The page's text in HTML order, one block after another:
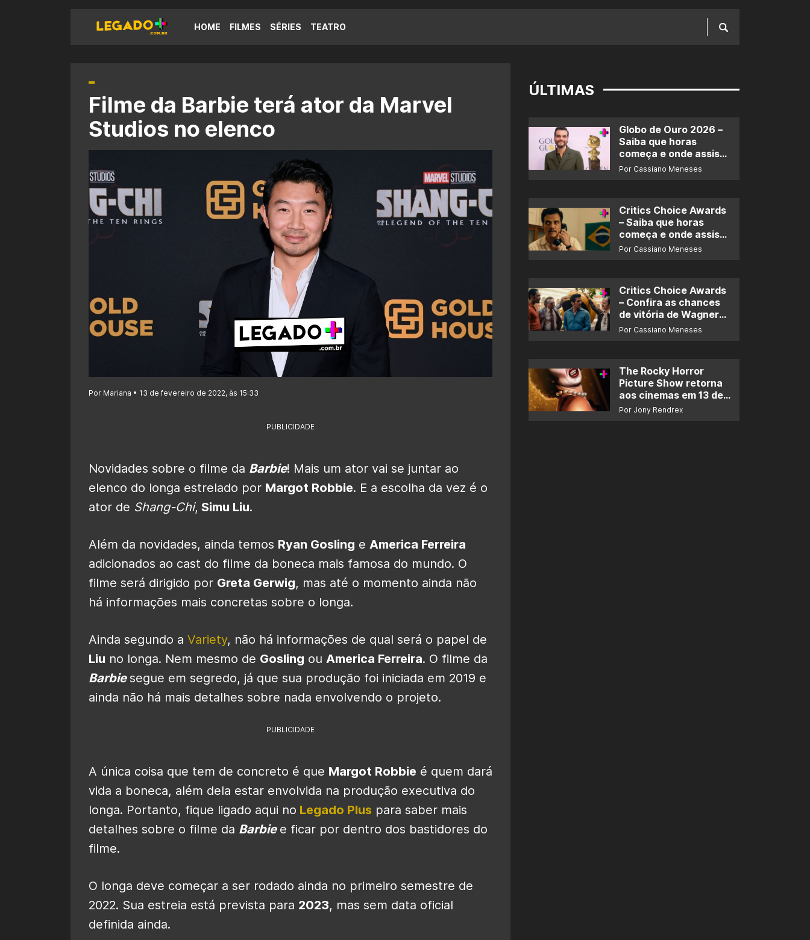
HOME FILMES SÉRIES TEATRO
Filme da Barbie terá ator da Marvel
Studios no elenco
Por Mariana • 13 de fevereiro de 2022, às 15:33
PUBLICIDADE
Novidades sobre o filme da Barbie! Mais um ator vai se juntar ao
elenco do longa estrelado por Margot Robbie. E a escolha da vez é o
ator de Shang-Chi, Simu Liu.
Além da novidades, ainda temos Ryan Gosling e America Ferreira
adicionados ao cast do filme da boneca mais famosa do mundo. O
filme será dirigido por Greta Gerwig, mas até o momento ainda não
há informações mais concretas sobre o longa.
Ainda segundo a Variety, não há informações de qual será o papel de
Liu no longa. Nem mesmo de Gosling ou America Ferreira. O filme da
Barbie segue em segredo, já que sua produção foi iniciada em 2019 e
ainda não há mais detalhes sobre nada envolvendo o projeto.
PUBLICIDADE
A única coisa que tem de concreto é que Margot Robbie é quem dará
vida a boneca, além dela estar envolvida na produção executiva do
longa. Portanto, fique ligado aqui no Legado Plus para saber mais
detalhes sobre o filme da Barbie e ficar por dentro dos bastidores do
filme.
O longa deve começar a ser rodado ainda no primeiro semestre de
2022. Sua estreia está prevista para 2023, mas sem data oficial
definida ainda.
ÚLTIMAS
Globo de Ouro 2026 –
Saiba que horas
começa e onde assistir
ao prêmio
Por Cassiano Meneses
Critics Choice Awards
– Saiba que horas
começa e onde assistir
ao prêmio
Por Cassiano Meneses
Critics Choice Awards
– Confira as chances
de vitória de Wagner
Moura e de ‘O Agente
Por Cassiano Meneses
The Rocky Horror
Picture Show retorna
aos cinemas em 13 de
novembro
Por Jony Rendrex